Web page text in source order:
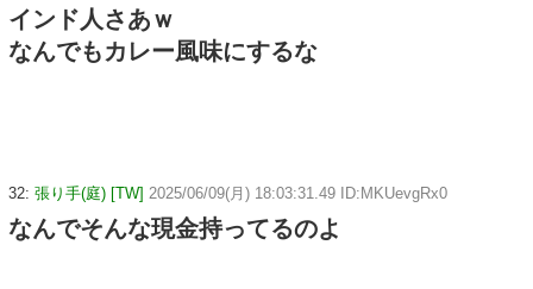
インド人さあｗ
なんでもカレー風味にするな
32: 張り手(庭) [TW] 2025/06/09(月) 18:03:31.49 ID:MKUevgRx0
なんでそんな現金持ってるのよ